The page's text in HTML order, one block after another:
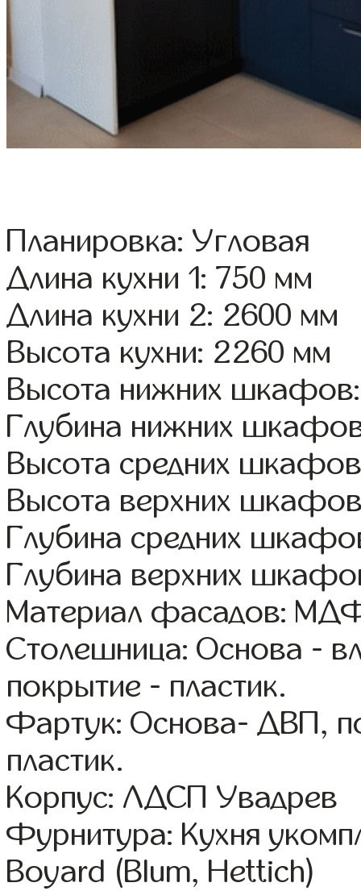
Планировка: Угловая
Длина кухни 1: 750 мм
Длина кухни 2: 2600 мм
Высота кухни: 2260 мм
Высота нижних
Глубина нижних
Высота средних
Высота верхних
Глубина средних
Глубина верхних
Материал фасадов:
Столешница: Основа -
покрытие - пластик.
Фартук: Основа- ДВП,
пластик.
Корпус: ЛДСП Увадрев
Фурнитура: Кухня
Boyard (Blum, Hettich)